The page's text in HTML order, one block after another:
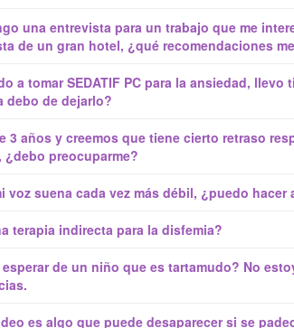
una entrevista para un trabajo que me
de un gran hotel, ¿qué recomendaciones
a tomar SEDATIF PC para la ansiedad,
debo de dejarlo?
3 años y creemos que tiene cierto retraso
¿debo preocuparme?
voz suena cada vez más débil, ¿puedo hacer
terapia indirecta para la disfemia?
de un niño que es tartamudo? No
es algo que puede desaparecer si se